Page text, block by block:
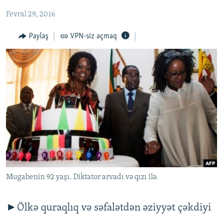
QANUNI DOĞRU
ARAŞDIRMA
MULTIMEDIA
VIDEO
FOTOQALEREYA
İNFOQRAFIKA
KARIKATURA
RADIO ARXIV
OXU ZALI
AZƏRBAYCAN ƏDƏBIYYATI KITABXANASI
İSLAM VƏ DEMOKRATIYA
İZ - MƏDƏNIYYƏT PROQRAMI
HAQQIMIZDA
MISSIYAMIZ
PEŞƏ ETIKASI VƏ JURNALISTIKA STANDARTLARIMIZ
MATERIALLARIMIZDAN ISTIFADƏ
AZADLIQRADIOSU MOBIL TELEFONUNUZDA
BIZIMLƏ ƏLAQƏ
BIZI IZLƏ
RFE/RL-in bütün saytları
Fevral 29, 2016
Paylaş VPN-siz açmaq
Mugabenin 92 yaşı. Diktator arvadı və qızı ilə.
►Ölkə quraqlıq və səfalətdən əziyyət çəkdiyi